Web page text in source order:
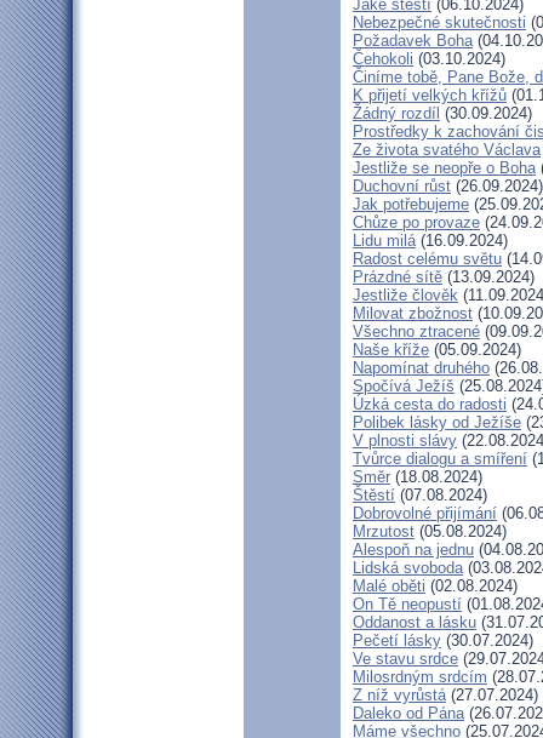
Jaké štěstí (06.10.2024)
Nebezpečné skutečnosti
Požadavek Boha
Čehokoli (03.10.2024)
Činíme tobě, Pane Bože,
K přijetí velkých křížů
Žádný rozdíl (30.09.2024)
Prostředky k zachování
Ze života svatého Václava
Jestliže se neopře o Boha
Duchovní růst (26.09.2024)
Jak potřebujeme
Chůze po provaze
Lidu milá(16.09.2024)
Radost celému světu
Prázdné sítě (13.09.2024)
Jestliže člověk
Milovat zbožnost
Všechno ztracené
Naše kříže (05.09.2024)
Napomínat druhého
Spočívá Ježíš
Úzká cesta do radosti
Polibek lásky od Ježíše
V plnosti slávy
Tvůrce dialogu a smíření
Směr (18.08.2024)
Štěstí (07.08.2024)
Dobrovolné přijímání
Mrzutost (05.08.2024)
Alespoň na jednu
Lidská svoboda
Malé oběti (02.08.2024)
On Tě neopustí
Oddanost a lásku
Pečetí lásky (30.07.2024)
Ve stavu srdce
Milosrdným srdcím
Z níž vyrůstá(27.07.2024)
Daleko od Pána
Máme všechno